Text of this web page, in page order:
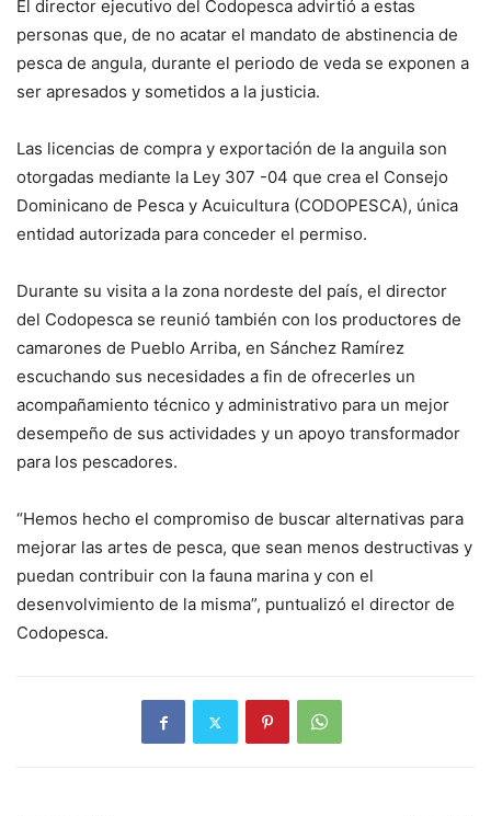
El director ejecutivo del Codopesca advirtió a estas
personas que, de no acatar el mandato de abstinencia de
pesca de angula, durante el periodo de veda se exponen a
ser apresados y sometidos a la justicia.
Las licencias de compra y exportación de la anguila son
otorgadas mediante la Ley 307 -04 que crea el Consejo
Dominicano de Pesca y Acuicultura (CODOPESCA), única
entidad autorizada para conceder el permiso.
Durante su visita a la zona nordeste del país, el director
del Codopesca se reunió también con los productores de
camarones de Pueblo Arriba, en Sánchez Ramírez
escuchando sus necesidades a fin de ofrecerles un
acompañamiento técnico y administrativo para un mejor
desempeño de sus actividades y un apoyo transformador
para los pescadores.
“Hemos hecho el compromiso de buscar alternativas para
mejorar las artes de pesca, que sean menos destructivas y
puedan contribuir con la fauna marina y con el
desenvolvimiento de la misma”, puntualizó el director de
Codopesca.